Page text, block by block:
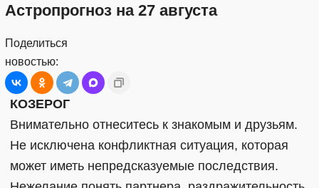
Астропрогноз на 27 августа
Поделиться
новостью:
КОЗЕРОГ
Внимательно отнеситесь к знакомым и друзьям.
Не исключена конфликтная ситуация, которая
может иметь непредсказуемые последствия.